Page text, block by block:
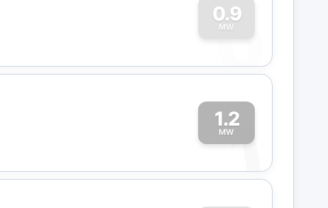
0.9
MW
0
1.2
MW
1